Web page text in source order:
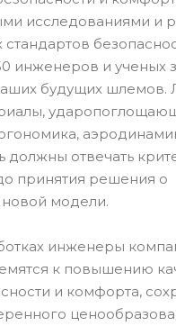
исследованиями и
инженеров и ученых
будущих шлемов.
должны отвечать
принятия решения о
модели.
инженеры
к повышению
и комфорта,